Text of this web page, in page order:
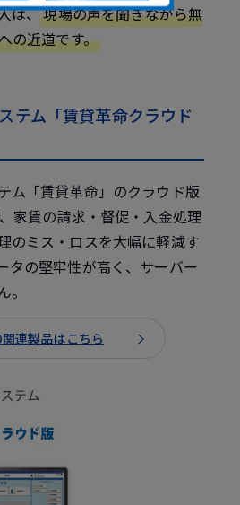
は、現場の声を聞きながら無
の近道です。
テム「賃貸革命クラウド
ム「賃貸革命」のクラウド版
家賃の請求・督促・入金処理
のミス・ロスを大幅に軽減す
タの堅牢性が高く、サーバー
連製品はこちら